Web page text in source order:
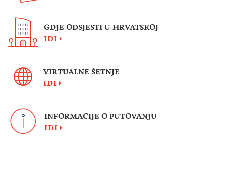
GDJE ODSJESTI U HRVATSKOJ
IDI
VIRTUALNE ŠETNJE
IDI
INFORMACIJE O PUTOVANJU
IDI